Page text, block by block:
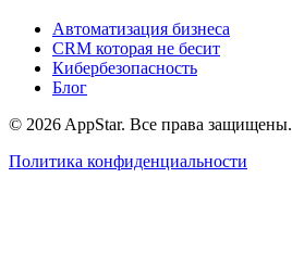
Автоматизация бизнеса
CRM которая не бесит
Кибербезопасность
Блог
© 2026 AppStar. Все права защищены.
Политика конфиденциальности